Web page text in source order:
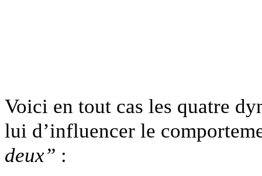
Voici en tout cas les quatre
lui d’influencer le
deux” :